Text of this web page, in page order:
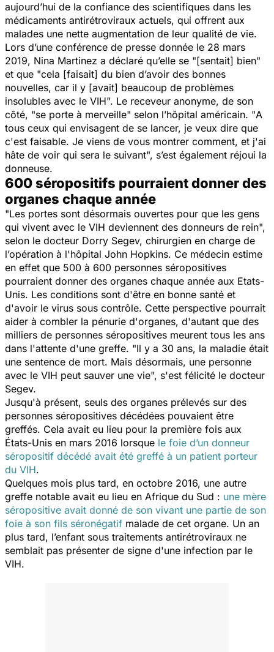
aujourd’hui de la confiance des scientifiques dans les
médicaments antirétroviraux actuels, qui offrent aux
malades une nette augmentation de leur qualité de vie.
Lors d’une conférence de presse donnée le 28 mars
2019, Nina Martinez a déclaré qu’elle se "[sentait] bien"
et que "cela [faisait] du bien d’avoir des bonnes
nouvelles, car il y [avait] beaucoup de problèmes
insolubles avec le VIH". Le receveur anonyme, de son
côté, "se porte à merveille" selon l’hôpital américain. "A
tous ceux qui envisagent de se lancer, je veux dire que
c'est faisable. Je viens de vous montrer comment, et j'ai
hâte de voir qui sera le suivant", s’est également réjoui la
donneuse.
600 séropositifs pourraient donner des
organes chaque année
"Les portes sont désormais ouvertes pour que les gens
qui vivent avec le VIH deviennent des donneurs de rein",
selon le docteur Dorry Segev, chirurgien en charge de
l’opération à l'hôpital John Hopkins. Ce médecin estime
en effet que 500 à 600 personnes séropositives
pourraient donner des organes chaque année aux Etats-
Unis. Les conditions sont d'être en bonne santé et
d'avoir le virus sous contrôle. Cette perspective pourrait
aider à combler la pénurie d'organes, d'autant que des
milliers de personnes séropositives meurent tous les ans
dans l'attente d'une greffe. "Il y a 30 ans, la maladie était
une sentence de mort. Mais désormais, une personne
avec le VIH peut sauver une vie", s'est félicité le docteur
Segev.
Jusqu'à présent, seuls des organes prélevés sur des
personnes séropositives décédées pouvaient être
greffés. Cela avait eu lieu pour la première fois aux
États-Unis en mars 2016 lorsque le foie d’un donneur
séropositif décédé avait été greffé à un patient porteur
du VIH.
Quelques mois plus tard, en octobre 2016, une autre
greffe notable avait eu lieu en Afrique du Sud : une mère
séropositive avait donné de son vivant une partie de son
foie à son fils séronégatif malade de cet organe. Un an
plus tard, l’enfant sous traitements antirétroviraux ne
semblait pas présenter de signe d'une infection par le
VIH.